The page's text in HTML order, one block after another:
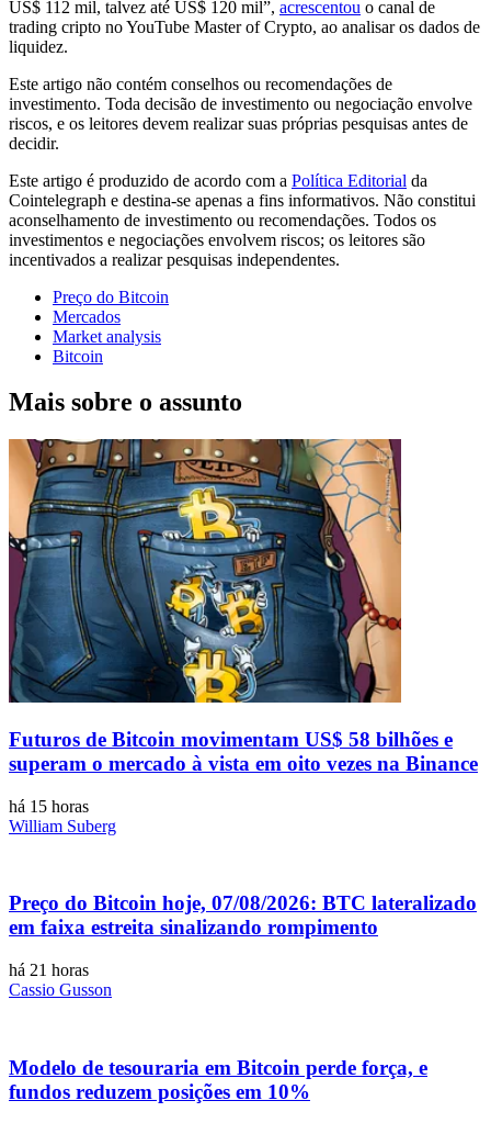
US$ 112 mil, talvez até US$ 120 mil”, acrescentou o canal de
trading cripto no YouTube Master of Crypto, ao analisar os dados de
liquidez.
Este artigo não contém conselhos ou recomendações de
investimento. Toda decisão de investimento ou negociação envolve
riscos, e os leitores devem realizar suas próprias pesquisas antes de
decidir.
Este artigo é produzido de acordo com a Política Editorial da
Cointelegraph e destina-se apenas a fins informativos. Não constitui
aconselhamento de investimento ou recomendações. Todos os
investimentos e negociações envolvem riscos; os leitores são
incentivados a realizar pesquisas independentes.
Preço do Bitcoin
Mercados
Market analysis
Bitcoin
Mais sobre o assunto
Futuros de Bitcoin movimentam US$ 58 bilhões e
superam o mercado à vista em oito vezes na Binance
há 15 horas
William Suberg
Preço do Bitcoin hoje, 07/08/2026: BTC lateralizado
em faixa estreita sinalizando rompimento
há 21 horas
Cassio Gusson
Modelo de tesouraria em Bitcoin perde força, e
fundos reduzem posições em 10%